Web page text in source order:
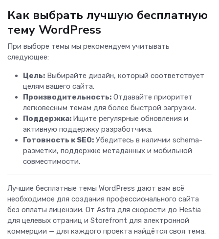
Как выбрать лучшую бесплатную
тему WordPress
При выборе темы мы рекомендуем учитывать
следующее:
Цель: Выбирайте дизайн, который соответствует
целям вашего сайта.
Производительность: Отдавайте приоритет
легковесным темам для более быстрой загрузки.
Поддержка: Ищите регулярные обновления и
активную поддержку разработчика.
Готовность к SEO: Убедитесь в наличии schema-
разметки, поддержке метаданных и мобильной
совместимости.
Лучшие бесплатные темы WordPress дают вам всё
необходимое для создания профессионального сайта
без оплаты лицензии. От Astra для скорости до Hestia
для целевых страниц и Storefront для электронной
коммерции — для каждого проекта найдётся своя тема.